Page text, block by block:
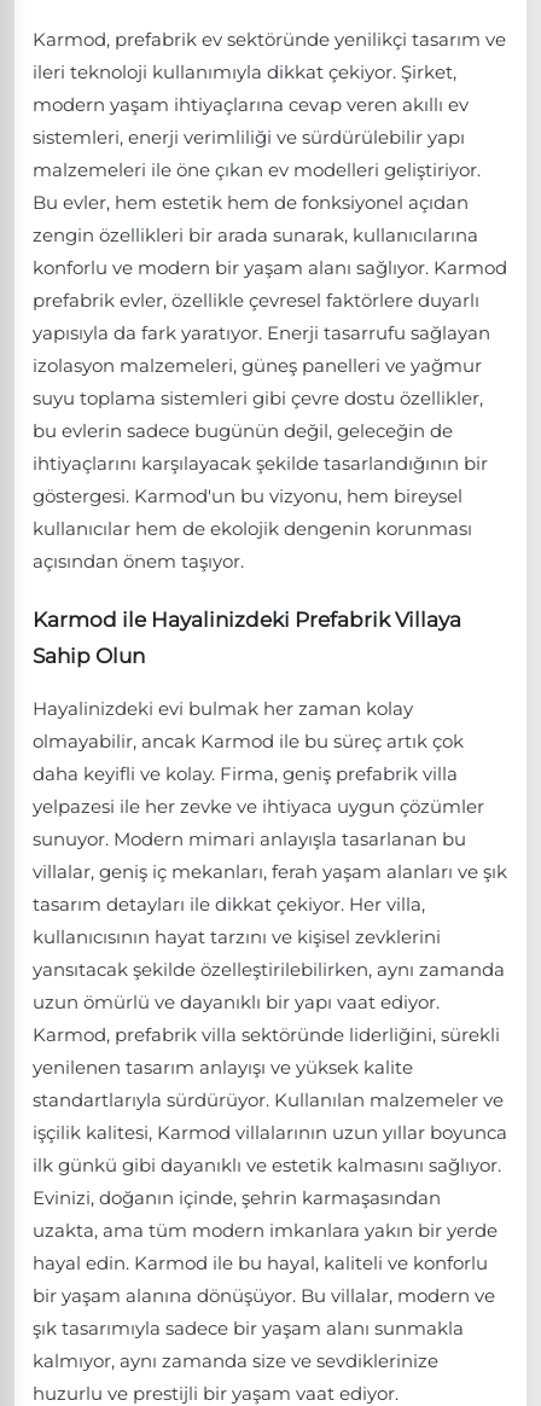
Karmod, prefabrik ev sektöründe yenilikçi tasarım ve
ileri teknoloji kullanımıyla dikkat çekiyor. Şirket,
modern yaşam ihtiyaçlarına cevap veren akıllı ev
sistemleri, enerji verimliliği ve sürdürülebilir yapı
malzemeleri ile öne çıkan ev modelleri geliştiriyor.
Bu evler, hem estetik hem de fonksiyonel açıdan
zengin özellikleri bir arada sunarak, kullanıcılarına
konforlu ve modern bir yaşam alanı sağlıyor. Karmod
prefabrik evler, özellikle çevresel faktörlere duyarlı
yapısıyla da fark yaratıyor. Enerji tasarrufu sağlayan
izolasyon malzemeleri, güneş panelleri ve yağmur
suyu toplama sistemleri gibi çevre dostu özellikler,
bu evlerin sadece bugünün değil, geleceğin de
ihtiyaçlarını karşılayacak şekilde tasarlandığının bir
göstergesi. Karmod'un bu vizyonu, hem bireysel
kullanıcılar hem de ekolojik dengenin korunması
açısından önem taşıyor.
Karmod ile Hayalinizdeki Prefabrik Villaya
Sahip Olun
Hayalinizdeki evi bulmak her zaman kolay
olmayabilir, ancak Karmod ile bu süreç artık çok
daha keyifli ve kolay. Firma, geniş prefabrik villa
yelpazesi ile her zevke ve ihtiyaca uygun çözümler
sunuyor. Modern mimari anlayışla tasarlanan bu
villalar, geniş iç mekanları, ferah yaşam alanları ve şık
tasarım detayları ile dikkat çekiyor. Her villa,
kullanıcısının hayat tarzını ve kişisel zevklerini
yansıtacak şekilde özelleştirilebilirken, aynı zamanda
uzun ömürlü ve dayanıklı bir yapı vaat ediyor.
Karmod, prefabrik villa sektöründe liderliğini, sürekli
yenilenen tasarım anlayışı ve yüksek kalite
standartlarıyla sürdürüyor. Kullanılan malzemeler ve
işçilik kalitesi, Karmod villalarının uzun yıllar boyunca
ilk günkü gibi dayanıklı ve estetik kalmasını sağlıyor.
Evinizi, doğanın içinde, şehrin karmaşasından
uzakta, ama tüm modern imkanlara yakın bir yerde
hayal edin. Karmod ile bu hayal, kaliteli ve konforlu
bir yaşam alanına dönüşüyor. Bu villalar, modern ve
şık tasarımıyla sadece bir yaşam alanı sunmakla
kalmıyor, aynı zamanda size ve sevdiklerinize
huzurlu ve prestijli bir yaşam vaat ediyor.